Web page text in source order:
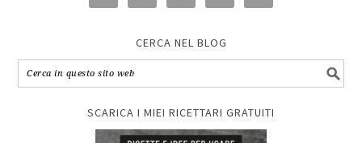
CERCA NEL BLOG
SCARICA I MIEI RICETTARI GRATUITI